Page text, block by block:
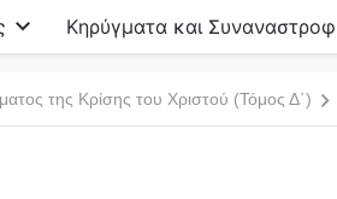
Κηρύγματα και
της Κρίσης του Χριστού (Τόμος Δ΄)